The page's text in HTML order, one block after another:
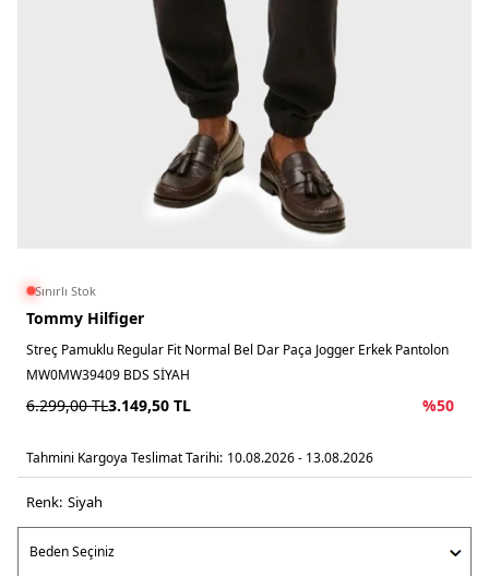
Sınırlı Stok
Tommy Hilfiger
Streç Pamuklu Regular Fit Normal Bel Dar Paça Jogger Erkek Pantolon
MW0MW39409 BDS SİYAH
6.299,00TL3.149,50 TL %50
Tahmini Kargoya Teslimat Tarihi: 10.08.2026 - 13.08.2026
Renk: si̇yah